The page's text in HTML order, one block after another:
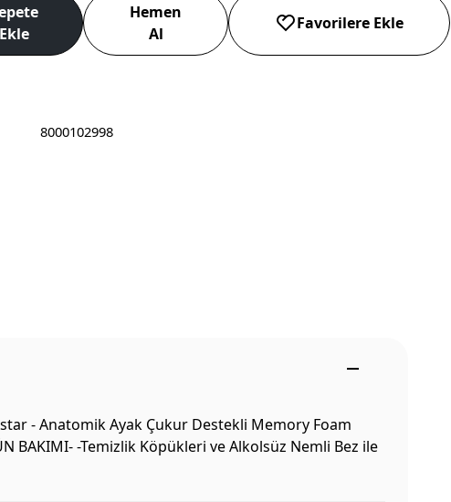
Ekle
Hemen
Al
Favorilere Ekle
8000102998
- Anatomik Ayak Çukur Destekli Memory Foam
BAKIMI- -Temizlik Köpükleri ve Alkolsüz Nemli Bez ile